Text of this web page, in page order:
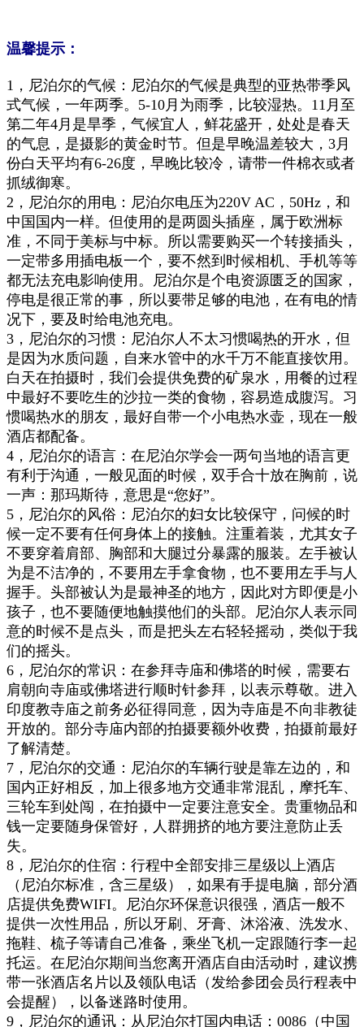
温馨提示：
1， 尼泊尔的气候：尼泊尔的气候是典型的亚热带季风
式气候，一年两季。5-10月为雨季，比较湿热。11月至
第二年4月是旱季，气候宜人，鲜花盛开，处处是春天
的气息，是摄影的黄金时节。但是早晚温差较大，3月
份白天平均有6-26度，早晚比较冷，请带一件棉衣或者
抓绒御寒。
2， 尼泊尔的用电：尼泊尔电压为220V AC，50Hz，和
中国国内一样。但使用的是两圆头插座，属于欧洲标
准，不同于美标与中标。所以需要购买一个转接插头，
一定带多用插电板一个，要不然到时候相机、手机等等
都无法充电影响使用。尼泊尔是个电资源匮乏的国家，
停电是很正常的事，所以要带足够的电池，在有电的情
况下，要及时给电池充电。
3 ， 尼泊尔的习惯：尼泊尔人不太习惯喝热的开水，但
是因为水质问题，自来水管中的水千万不能直接饮用。
白天在拍摄时，我们会提供免费的矿泉水，用餐的过程
中最好不要吃生的沙拉一类的食物，容易造成腹泻。习
惯喝热水的朋友，最好自带一个小电热水壶，现在一般
酒店都配备。
4 ， 尼泊尔的语言：在尼泊尔学会一两句当地的语言更
有利于沟通，一般见面的时候，双手合十放在胸前，说
一声：那玛斯待，意思是“您好”。
5 ， 尼泊尔的风俗：尼泊尔的妇女比较保守，问候的时
候一定不要有任何身体上的接触。注重着装，尤其女子
不要穿着肩部、胸部和大腿过分暴露的服装。左手被认
为是不洁净的，不要用左手拿食物，也不要用左手与人
握手。头部被认为是最神圣的地方，因此对方即便是小
孩子，也不要随便地触摸他们的头部。尼泊尔人表示同
意的时候不是点头，而是把头左右轻轻摇动，类似于我
们的摇头。
6 ， 尼泊尔的常识：在参拜寺庙和佛塔的时候，需要右
肩朝向寺庙或佛塔进行顺时针参拜，以表示尊敬。进入
印度教寺庙之前务必征得同意，因为寺庙是不向非教徒
开放的。部分寺庙内部的拍摄要额外收费，拍摄前最好
了解清楚。
7 ， 尼泊尔的交通：尼泊尔的车辆行驶是靠左边的，和
国内正好相反，加上很多地方交通非常混乱，摩托车、
三轮车到处闯，在拍摄中一定要注意安全。贵重物品和
钱一定要随身保管好，人群拥挤的地方要注意防止丢
失。
8 ， 尼泊尔的住宿：行程中全部安排三星级以上酒店
（尼泊尔标准，含三星级），如果有手提电脑，部分酒
店提供免费WIFI。尼泊尔环保意识很强，酒店一般不
提供一次性用品，所以牙刷、牙膏、沐浴液、洗发水、
拖鞋、梳子等请自己准备，乘坐飞机一定跟随行李一起
托运。在尼泊尔期间当您离开酒店自由活动时，建议携
带一张酒店名片以及领队电话（发给参团会员行程表中
会提醒），以备迷路时使用。
9 ， 尼泊尔的通讯：从尼泊尔打国内电话：0086（中国